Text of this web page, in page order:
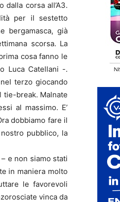
corsa all’A3.
per il sestetto
bergamasca, già
scorsa. La
cosa fanno le
Luca Catellani -.
terzo giocando
tie-break. Malnate
al massimo. E’
dobbiamo fare il
pubblico, la
e non siamo stati
in maniera molto
le favorevoli
vinca da